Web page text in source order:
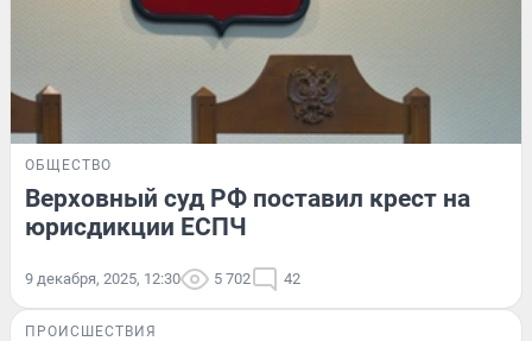
ОБЩЕСТВО
Верховный суд РФ поставил крест на
юрисдикции ЕСПЧ
9 декабря, 2025, 12:30 5 702 42
ПРОИСШЕСТВИЯ